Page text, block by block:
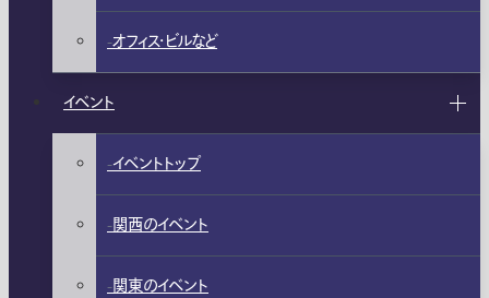
オフィス・ビルなど
イベント
イベントトップ
関西のイベント
関東のイベント